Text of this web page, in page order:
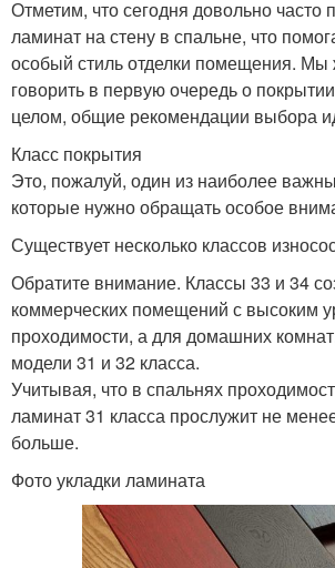
Отметим, что сегодня довольно часто
ламинат на стену в спальне, что
особый стиль отделки помещения. Мы
говорить в первую очередь о
целом, общие рекомендации выбора
Класс покрытия
Это, пожалуй, один из наиболее
которые нужно обращать особое
Существует несколько классов
Обратите внимание. Классы 33 и 34
коммерческих помещений с высоким
проходимости, а для домашних
модели 31 и 32 класса.
Учитывая, что в спальнях
ламинат 31 класса прослужит не
больше.
Фото укладки ламината